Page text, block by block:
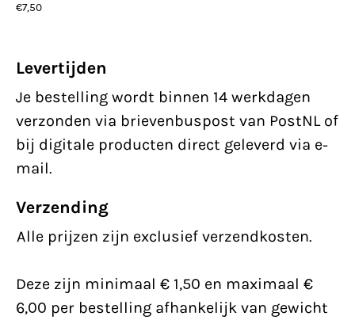
€7,50
Levertijden
Je bestelling wordt binnen 14 werkdagen
verzonden via brievenbuspost van PostNL of
bij digitale producten direct geleverd via e-
mail.
Verzending
Alle prijzen zijn exclusief verzendkosten.
Deze zijn minimaal € 1,50 en maximaal €
6,00 per bestelling afhankelijk van gewicht